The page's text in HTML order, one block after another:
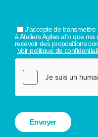
J'accepte de
à Ateliers Agiles afin que
recevoir des propositions
Voir politique de